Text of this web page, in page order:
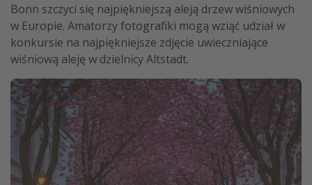
Bonn szczyci się najpiękniejszą aleją drzew wiśniowych
w Europie. Amatorzy fotografiki mogą wziąć udział w
konkursie na najpiękniejsze zdjęcie uwieczniające
wiśniową aleję w dzielnicy Altstadt.